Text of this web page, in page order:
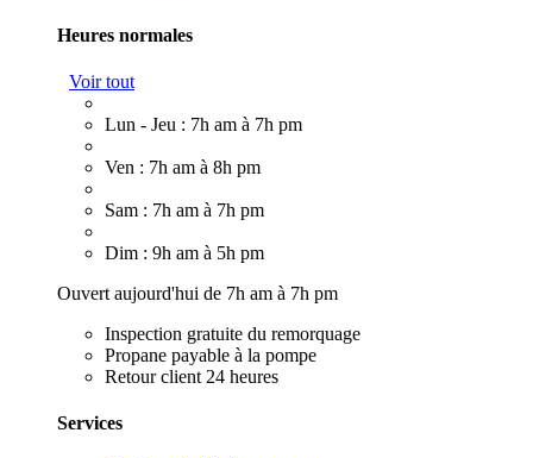
Heures normales
Voir tout
Lun - Jeu : 7h am à 7h pm
Ven : 7h am à 8h pm
Sam : 7h am à 7h pm
Dim : 9h am à 5h pm
Ouvert aujourd'hui de 7h am à 7h pm
Inspection gratuite du remorquage
Propane payable à la pompe
Retour client 24 heures
Services